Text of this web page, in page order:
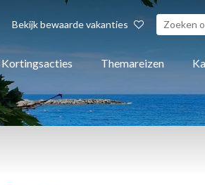
Bekijk bewaarde vakanties
Kortingsacties Themareizen